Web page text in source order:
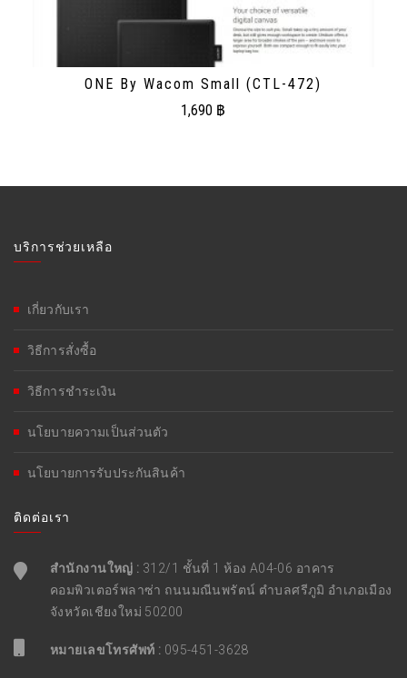
ONE By Wacom Small (CTL-472)
1,690 ฿
บริการช่วยเหลือ
เกี่ยวกับเรา
วิธีการสั่งซื้อ
วิธีการชำระเงิน
นโยบายความเป็นส่วนตัว
นโยบายการรับประกันสินค้า
ติดต่อเรา
สำนักงานใหญ่ : 312/1 ชั้นที่ 1 ห้อง A04-06 อาคาร
คอมพิวเตอร์พลาซ่า ถนนมณีนพรัตน์ ตำบลศรีภูมิ อำเภอเมือง
จังหวัดเชียงใหม่ 50200
หมายเลขโทรศัพท์ : 095-451-3628